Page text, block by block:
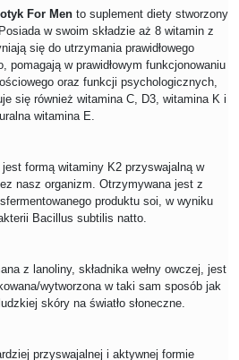
For Men to suplement diety stworzony
w swoim składzie aż 8 witamin z
się do utrzymania prawidłowego
pomagają w prawidłowym funkcjonowaniu
oraz funkcji psychologicznych,
się również witamina C, D3, witamina K i
witamina E.
jest formą witaminy K2 przyswajalną w
nasz organizm. Otrzymywana jest z
produktu soi, w wyniku
Bacillus subtilis natto.
z lanoliny, składnika wełny owczej, jest
wytworzona w taki sam sposób jak
skóry na światło słoneczne.
przyswajalnej i aktywnej formie